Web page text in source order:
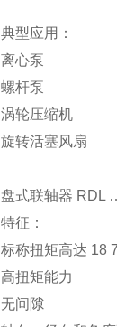
典型应用：
离心泵
螺杆泵
涡轮压缩机
旋转活塞风扇
盘式联轴器 RDL
特征：
标称扭矩高达 18
高扭矩能力
无间隙